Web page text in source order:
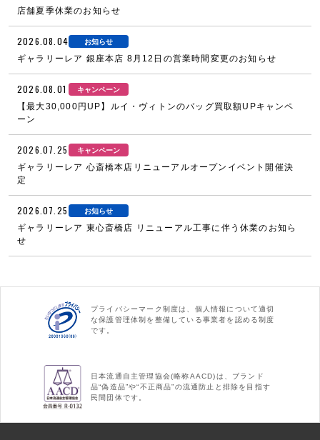
店舗夏季休業のお知らせ
2026.08.04 お知らせ
ギャラリーレア 銀座本店 8月12日の営業時間変更のお知らせ
2026.08.01 キャンペーン
【最大30,000円UP】ルイ・ヴィトンのバッグ買取額UPキャンペ
ーン
2026.07.25 キャンペーン
ギャラリーレア 心斎橋本店リニューアルオープンイベント開催決
定
2026.07.25 お知らせ
ギャラリーレア 東心斎橋店 リニューアル工事に伴う休業のお知ら
せ
プライバシーマーク制度は、個人情報について適切
な保護管理体制を整備している事業者を認める制度
です。
日本流通自主管理協会(略称AACD)は、ブランド
品“偽造品”や“不正商品”の流通防止と排除を目指す
民間団体です。